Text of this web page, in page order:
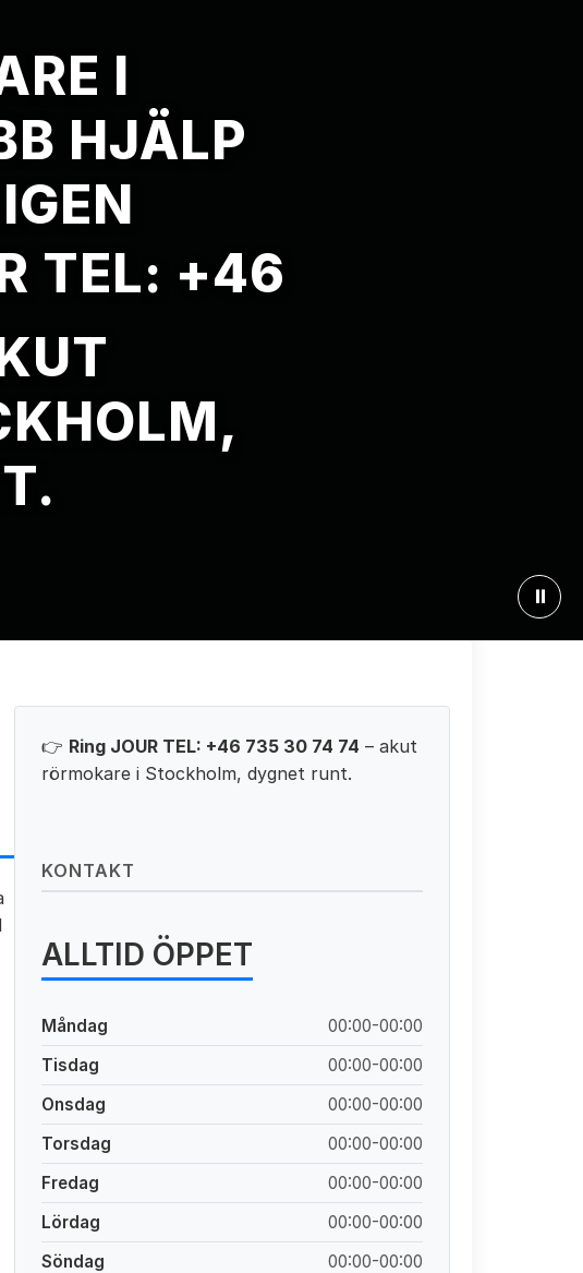
I
HJÄLP
TEL: +46
⏸
👉 Ring JOUR TEL: +46 735 30 74 74 – akut
rörmokare i Stockholm, dygnet runt.
KONTAKT
ALLTID ÖPPET
Måndag
00:00-00:00
Tisdag
00:00-00:00
Onsdag
00:00-00:00
Torsdag
00:00-00:00
Fredag
00:00-00:00
Lördag
00:00-00:00
Söndag
00:00-00:00